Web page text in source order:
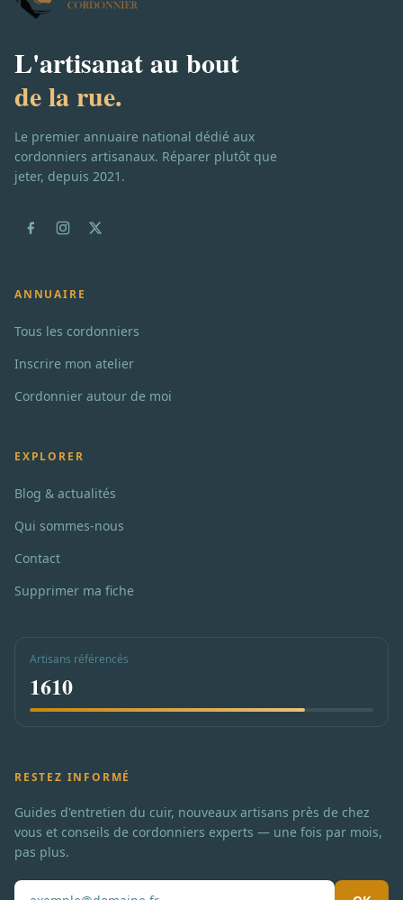
L'artisanat au bout
de la rue.
Le premier annuaire national dédié aux
cordonniers artisanaux. Réparer plutôt que
jeter, depuis 2021.
ANNUAIRE
Tous les cordonniers
Inscrire mon atelier
Cordonnier autour de moi
EXPLORER
Blog & actualités
Qui sommes-nous
Contact
Supprimer ma fiche
Artisans référencés
1610
RESTEZ INFORMÉ
Guides d'entretien du cuir, nouveaux artisans près de chez
vous et conseils de cordonniers experts — une fois par mois,
pas plus.